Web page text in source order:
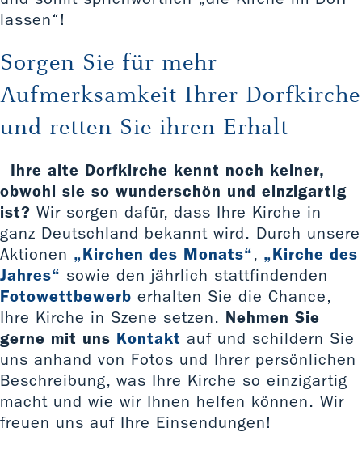
lassen“!
Sorgen Sie für mehr
Aufmerksamkeit Ihrer Dorfkirche
und retten Sie ihren Erhalt
Ihre alte Dorfkirche kennt noch keiner,
obwohl sie so wunderschön und einzigartig
ist? Wir sorgen dafür, dass Ihre Kirche in
ganz Deutschland bekannt wird. Durch unsere
Aktionen „Kirchen des Monats“, „Kirche des
Jahres“ sowie den jährlich stattfindenden
Fotowettbewerb erhalten Sie die Chance,
Ihre Kirche in Szene setzen. Nehmen Sie
gerne mit uns Kontakt auf und schildern Sie
uns anhand von Fotos und Ihrer persönlichen
Beschreibung, was Ihre Kirche so einzigartig
macht und wie wir Ihnen helfen können. Wir
freuen uns auf Ihre Einsendungen!